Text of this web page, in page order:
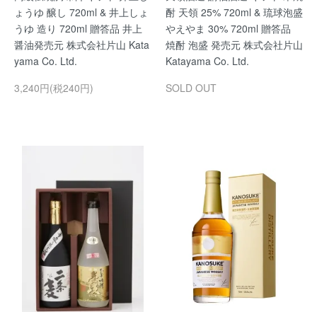
ょうゆ 醸し 720ml & 井上しょ
うゆ 造り 720ml 贈答品 井上
醤油発売元 株式会社片山 Kata
yama Co. Ltd.
3,240円(税240円)
酎 天領 25% 720ml & 琉球泡盛
やえやま 30% 720ml 贈答品
焼酎 泡盛 発売元 株式会社片山
Katayama Co. Ltd.
SOLD OUT